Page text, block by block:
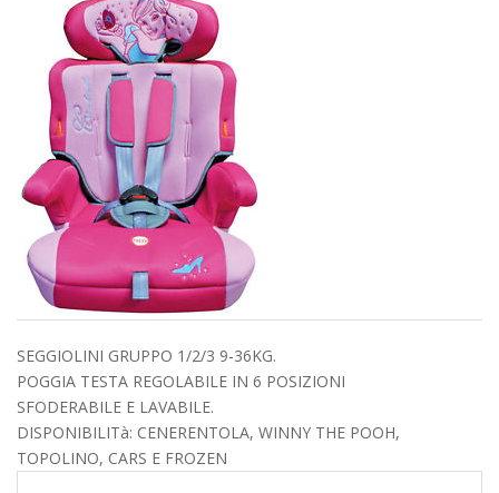
SEGGIOLINI GRUPPO 1/2/3 9-36KG.
POGGIA TESTA REGOLABILE IN 6 POSIZIONI
SFODERABILE E LAVABILE.
DISPONIBILITà: CENERENTOLA, WINNY THE POOH,
TOPOLINO, CARS E FROZEN